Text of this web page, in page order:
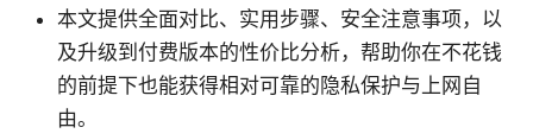
本文提供全面对比、实用步骤、安全注意事项，以
及升级到付费版本的性价比分析，帮助你在不花钱
的前提下也能获得相对可靠的隐私保护与上网自
由。